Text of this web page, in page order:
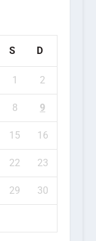
S D
1 2
8 9
15 16
22 23
29 30